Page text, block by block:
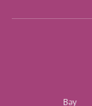
Bəy